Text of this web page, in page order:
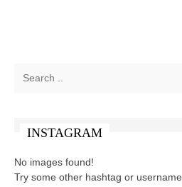
INSTAGRAM
No images found!
Try some other hashtag or username